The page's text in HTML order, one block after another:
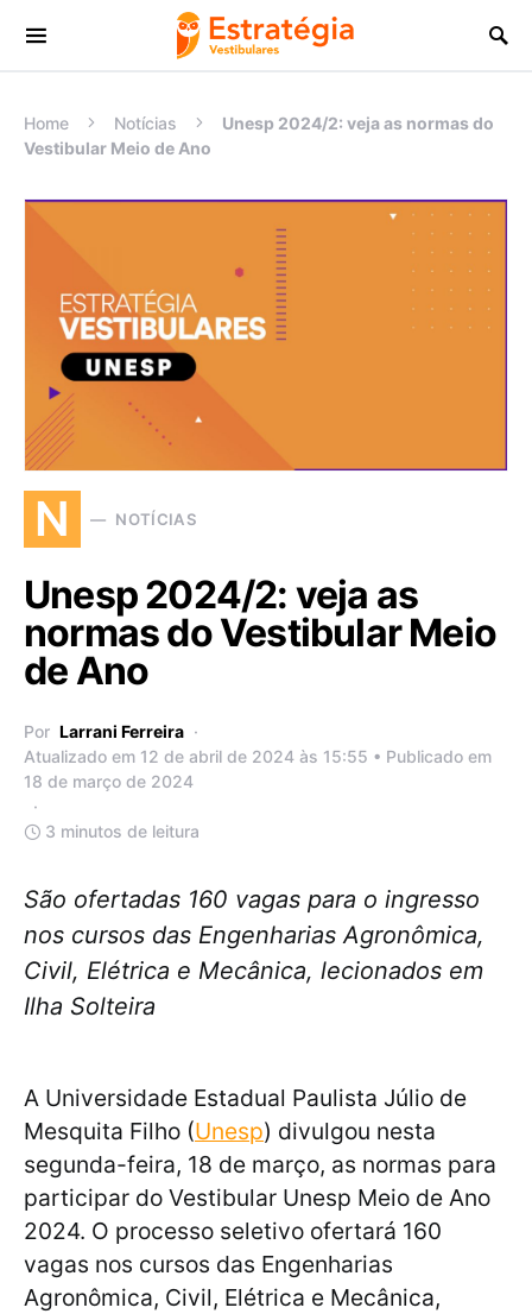
Procurar:
Home Notícias
Unesp 2024/2: veja as normas do
Vestibular Meio de Ano
N NOTÍCIAS
Unesp 2024/2: veja as
normas do Vestibular Meio
de Ano
Por Larrani Ferreira
Atualizado em 12 de abril de 2024 às 15:55 • Publicado em
18 de março de 2024
3 minutos de leitura
São ofertadas 160 vagas para o ingresso
nos cursos das Engenharias Agronômica,
Civil, Elétrica e Mecânica, lecionados em
Ilha Solteira
A Universidade Estadual Paulista Júlio de
Mesquita Filho (Unesp) divulgou nesta
segunda-feira, 18 de março, as normas para
participar do Vestibular Unesp Meio de Ano
2024. O processo seletivo ofertará 160
vagas nos cursos das Engenharias
Agronômica, Civil, Elétrica e Mecânica,